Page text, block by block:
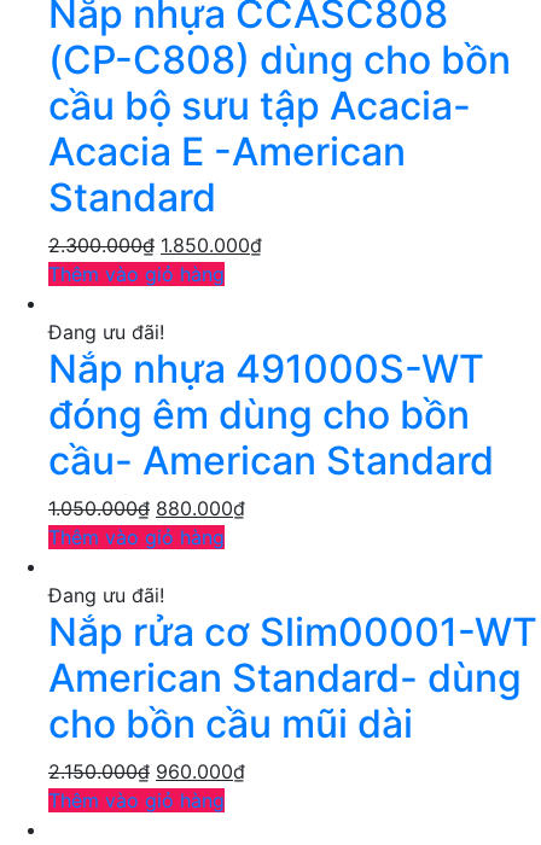
Nắp nhựa CCASC808
(CP-C808) dùng cho bồn
cầu bộ sưu tập Acacia-
Acacia E -American
Standard
2.300.000₫ 1.850.000₫
Thêm vào giỏ hàng
Đang ưu đãi!
Nắp nhựa 491000S-WT
đóng êm dùng cho bồn
cầu- American Standard
1.050.000₫ 880.000₫
Thêm vào giỏ hàng
Đang ưu đãi!
Nắp rửa cơ Slim00001-WT
American Standard- dùng
cho bồn cầu mũi dài
2.150.000₫ 960.000₫
Thêm vào giỏ hàng